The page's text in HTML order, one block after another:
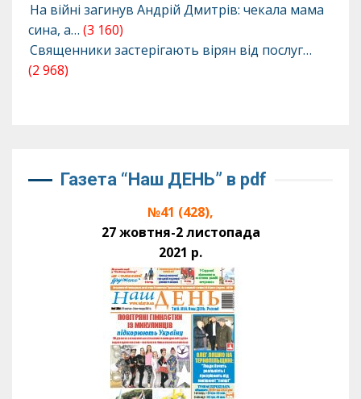
На війні загинув Андрій Дмитрів: чекала мама
сина, а… (3 160)
Священники застерігають вірян від послуг…
(2 968)
Газета “Наш ДЕНЬ” в pdf
№41 (428),
27 жовтня-2 листопада
2021 р.